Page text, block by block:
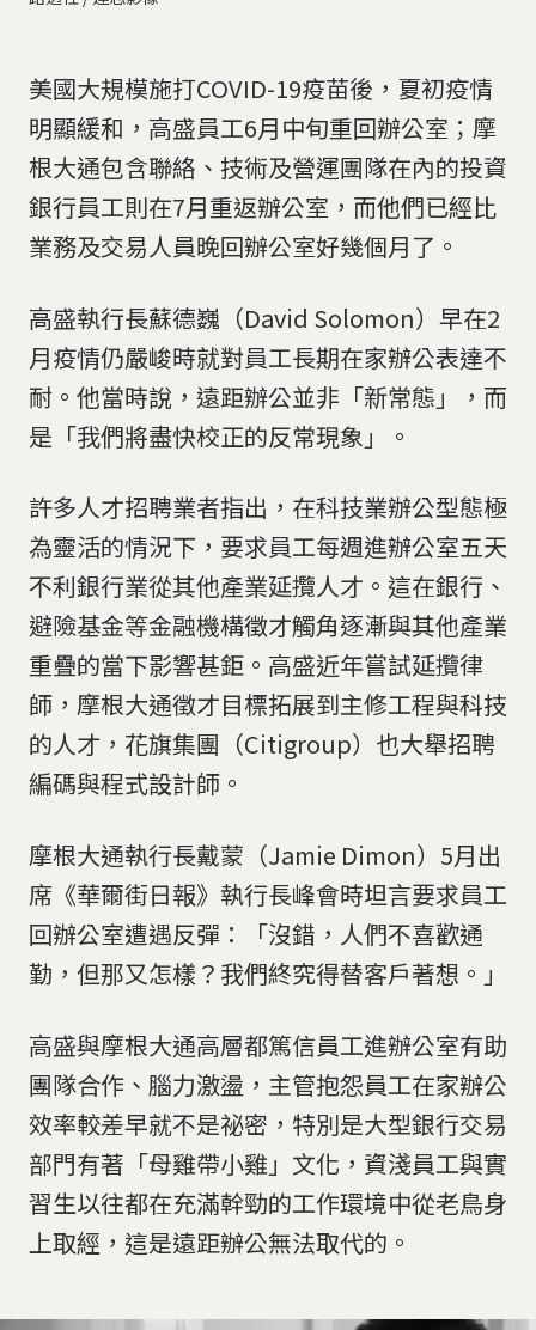
美國大規模施打COVID-19疫苗後，夏初疫情
明顯緩和，高盛員工6月中旬重回辦公室；摩
根大通包含聯絡、技術及營運團隊在內的投資
銀行員工則在7月重返辦公室，而他們已經比
業務及交易人員晚回辦公室好幾個月了。
高盛執行長蘇德巍（David Solomon）早在2
月疫情仍嚴峻時就對員工長期在家辦公表達不
耐。他當時說，遠距辦公並非「新常態」，而
是「我們將盡快校正的反常現象」。
許多人才招聘業者指出，在科技業辦公型態極
為靈活的情況下，要求員工每週進辦公室五天
不利銀行業從其他產業延攬人才。這在銀行、
避險基金等金融機構徵才觸角逐漸與其他產業
重疊的當下影響甚鉅。高盛近年嘗試延攬律
師，摩根大通徵才目標拓展到主修工程與科技
的人才，花旗集團（Citigroup）也大舉招聘
編碼與程式設計師。
摩根大通執行長戴蒙（Jamie Dimon）5月出
席《華爾街日報》執行長峰會時坦言要求員工
回辦公室遭遇反彈：「沒錯，人們不喜歡通
勤，但那又怎樣？我們終究得替客戶著想。」
高盛與摩根大通高層都篤信員工進辦公室有助
團隊合作、腦力激盪，主管抱怨員工在家辦公
效率較差早就不是祕密，特別是大型銀行交易
部門有著「母雞帶小雞」文化，資淺員工與實
習生以往都在充滿幹勁的工作環境中從老鳥身
上取經，這是遠距辦公無法取代的。